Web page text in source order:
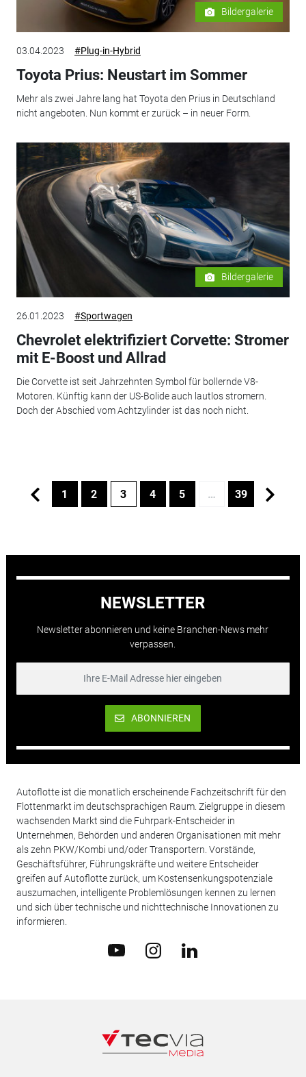
Bildergalerie
03.04.2023 #Plug-in-Hybrid
Toyota Prius: Neustart im Sommer
Mehr als zwei Jahre lang hat Toyota den Prius in Deutschland
nicht angeboten. Nun kommt er zurück – in neuer Form.
Bildergalerie
26.01.2023 #Sportwagen
Chevrolet elektrifiziert Corvette: Stromer
mit E-Boost und Allrad
Die Corvette ist seit Jahrzehnten Symbol für bollernde V8-
Motoren. Künftig kann der US-Bolide auch lautlos stromern.
Doch der Abschied vom Achtzylinder ist das noch nicht.
1 2 3 4 5 … 39
NEWSLETTER
Newsletter abonnieren und keine Branchen-News mehr
verpassen.
ABONNIEREN
Autoflotte ist die monatlich erscheinende Fachzeitschrift für den
Flottenmarkt im deutschsprachigen Raum. Zielgruppe in diesem
wachsenden Markt sind die Fuhrpark-Entscheider in
Unternehmen, Behörden und anderen Organisationen mit mehr
als zehn PKW/Kombi und/oder Transportern. Vorstände,
Geschäftsführer, Führungskräfte und weitere Entscheider
greifen auf Autoflotte zurück, um Kostensenkungspotenziale
auszumachen, intelligente Problemlösungen kennen zu lernen
und sich über technische und nichttechnische Innovationen zu
informieren.